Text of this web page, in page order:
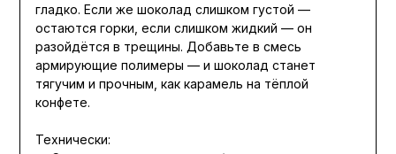
гладко. Если же шоколад слишком густой —
остаются горки, если слишком жидкий — он
разойдётся в трещины. Добавьте в смесь
армирующие полимеры — и шоколад станет
тягучим и прочным, как карамель на тёплой
конфете.
Технически: